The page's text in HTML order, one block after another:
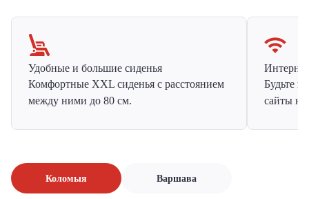
Удобные и большие сиденья
Комфортные XXL сиденья с расстоянием
между ними до 80 см.
Будьте
сайты на
Коломыя Варшава